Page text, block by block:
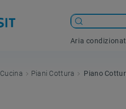
Aria
Cucina Piani Cottura Piano